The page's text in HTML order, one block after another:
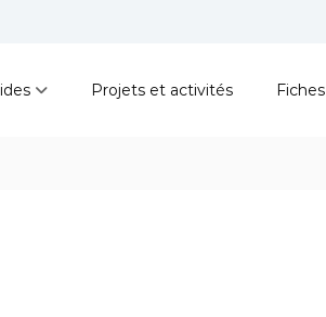
Projets et activités Fiches